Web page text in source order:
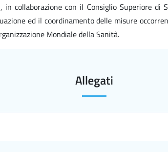
collaborazione con il Consiglio Superiore
ed il coordinamento delle misure
Mondiale della Sanità.
Allegati